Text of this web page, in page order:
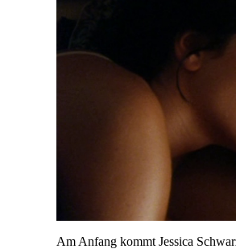
Am Anfang kommt Jessica